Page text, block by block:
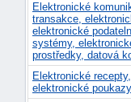
Elektronické
transakce,
elektronické
systémy,
prostředky, datová
Elektronické
elektronické poukazy